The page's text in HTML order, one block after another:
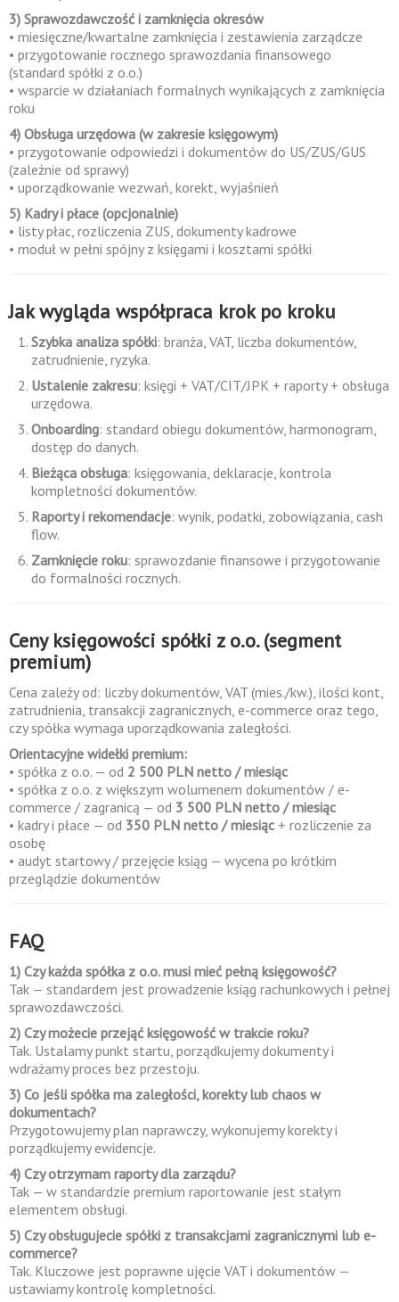
3) Sprawozdawczość i zamknięcia okresów
• miesięczne/kwartalne zamknięcia i zestawienia zarządcze
• przygotowanie rocznego sprawozdania finansowego
(standard spółki z o.o.)
• wsparcie w działaniach formalnych wynikających z zamknięcia
roku
4) Obsługa urzędowa (w zakresie księgowym)
• przygotowanie odpowiedzi i dokumentów do US/ZUS/GUS
(zależnie od sprawy)
• uporządkowanie wezwań, korekt, wyjaśnień
5) Kadry i płace (opcjonalnie)
• listy płac, rozliczenia ZUS, dokumenty kadrowe
• moduł w pełni spójny z księgami i kosztami spółki
Jak wygląda współpraca krok po kroku
Szybka analiza spółki: branża, VAT, liczba dokumentów,
zatrudnienie, ryzyka.
Ustalenie zakresu: księgi + VAT/CIT/JPK + raporty + obsługa
urzędowa.
Onboarding: standard obiegu dokumentów, harmonogram,
dostęp do danych.
Bieżąca obsługa: księgowania, deklaracje, kontrola
kompletności dokumentów.
Raporty i rekomendacje: wynik, podatki, zobowiązania, cash
flow.
Zamknięcie roku: sprawozdanie finansowe i przygotowanie
do formalności rocznych.
Ceny księgowości spółki z o.o. (segment
premium)
Cena zależy od: liczby dokumentów, VAT (mies./kw.), ilości kont,
zatrudnienia, transakcji zagranicznych, e-commerce oraz tego,
czy spółka wymaga uporządkowania zaległości.
Orientacyjne widełki premium:
• spółka z o.o. — od 2 500 PLN netto / miesiąc
• spółka z o.o. z większym wolumenem dokumentów / e-
commerce / zagranicą — od 3 500 PLN netto / miesiąc
• kadry i płace — od 350 PLN netto / miesiąc + rozliczenie za
osobę
• audyt startowy / przejęcie ksiąg — wycena po krótkim
przeglądzie dokumentów
FAQ
1) Czy każda spółka z o.o. musi mieć pełną księgowość?
Tak — standardem jest prowadzenie ksiąg rachunkowych i pełnej
sprawozdawczości.
2) Czy możecie przejąć księgowość w trakcie roku?
Tak. Ustalamy punkt startu, porządkujemy dokumenty i
wdrażamy proces bez przestoju.
3) Co jeśli spółka ma zaległości, korekty lub chaos w
dokumentach?
Przygotowujemy plan naprawczy, wykonujemy korekty i
porządkujemy ewidencje.
4) Czy otrzymam raporty dla zarządu?
Tak — w standardzie premium raportowanie jest stałym
elementem obsługi.
5) Czy obsługujecie spółki z transakcjami zagranicznymi lub e-
commerce?
Tak. Kluczowe jest poprawne ujęcie VAT i dokumentów —
ustawiamy kontrolę kompletności.